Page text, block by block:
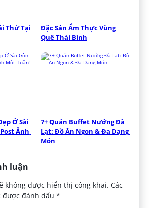
Thử Tại
Đặc Sản Ẩm Thực Vùng
Quê Thái Bình
Ở Sài
Ảnh
7+ Quán Buffet Nướng Đà
Lạt: Đồ Ăn Ngon & Đa Dạng
Món
luận
không được hiển thị công khai. Các
được đánh dấu*